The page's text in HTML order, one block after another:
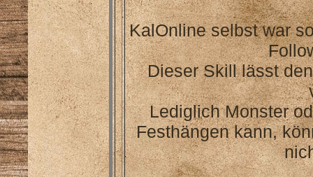
KalOnline selbst war
Dieser Skill lässt
Lediglich Monster
Festhängen kann,